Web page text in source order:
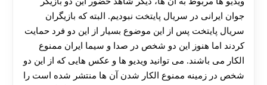
جوان ایرانی در سریال پایتخت نبودیم. البته که بازیگران
سریال پایتخت پس از این موضوع بسیار از این دو فرد حمایت
کردند اما هنوز این دو شخص در صدا و سیما ایران ممنوع
الکار می باشند. می توانید ویدیو ها و عکس هایی که از این دو
شخص در زمینه ممنوع الکار شدن آن ها منتشر شده است را